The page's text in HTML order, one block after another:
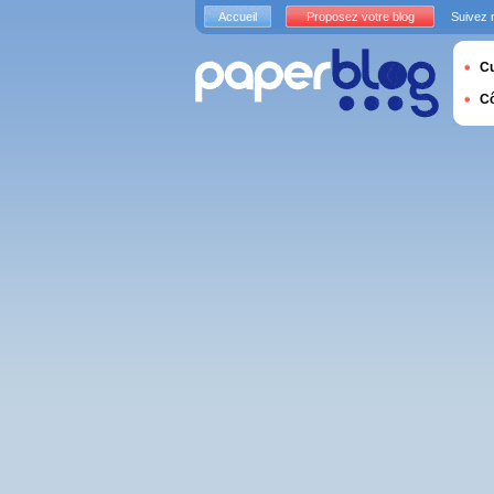
Accueil Proposez votre blog Suivez